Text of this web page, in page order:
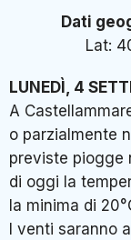
Dati
Lat:
LUNEDÌ, 4
A
o parzialmente
previste piogge
di oggi la
la minima di
I venti saranno